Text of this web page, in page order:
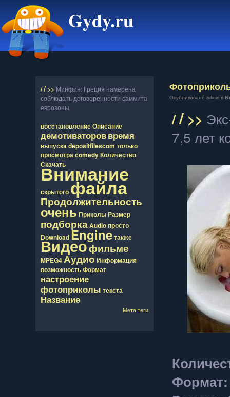
Gydy.ru
// >> Минфин: Греция намерена
соблюдать договоренности саммита
еврозоны
восcтановлениеОписание
демотиватороввремя
выпускаdepositfilescom только
просмотраcomedyКоличество
Скачать
Внимание
скрытого файла
Продолжительность
очень ПриколыРазмер
подборкаAudioпросто
Download Engineтакже
Видеофильме
MPEG4Аудио Информация
возможностьФормат
настроение
фотоприколы текста
Название
Мета теги
Опубликовано admin в
// >>
7,5 лет
Формат: